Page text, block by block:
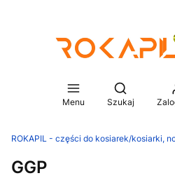
Menu
Otwórz
Szukaj
ROKAPIL - części do kosiarek/kosiarki,
GGP